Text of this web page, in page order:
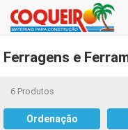
Ferragens e
6 Produtos
Ordenação